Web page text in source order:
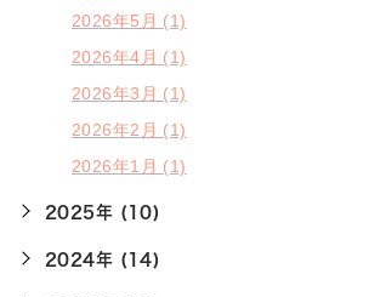
2026年5月 (1)
2026年4月 (1)
2026年3月 (1)
2026年2月 (1)
2026年1月 (1)
2025年 (10)
2024年 (14)